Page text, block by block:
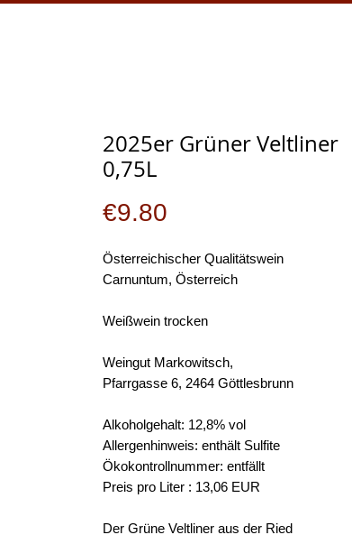
2025er Grüner Veltliner
0,75L
€9.80
Österreichischer Qualitätswein
Carnuntum, Österreich
Weißwein trocken
Weingut Markowitsch,
Pfarrgasse 6, 2464 Göttlesbrunn
Alkoholgehalt: 12,8% vol
Allergenhinweis: enthält Sulfite
Ökokontrollnummer: entfällt
Preis pro Liter : 13,06 EUR
Der Grüne Veltliner aus der Ried